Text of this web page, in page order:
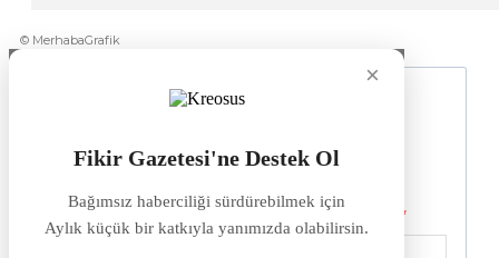
© MerhabaGrafik
×
Fikir Gazetesi'ne Destek Ol
Bağımsız haberciliği sürdürebilmek için
Aylık küçük bir katkıyla yanımızda olabilirsin.